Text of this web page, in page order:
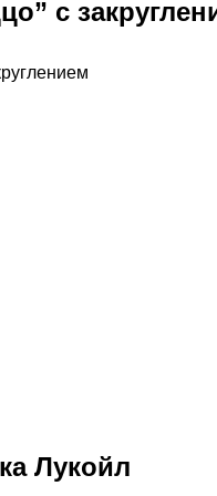
с
Лукойл